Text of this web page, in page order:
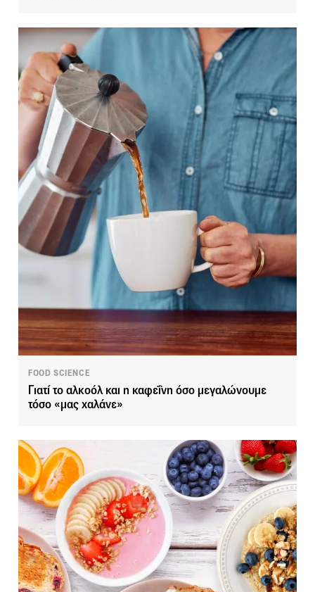
FOOD SCIENCE
Γιατί το αλκοόλ και η καφεΐνη όσο μεγαλώνουμε
τόσο «μας χαλάνε»